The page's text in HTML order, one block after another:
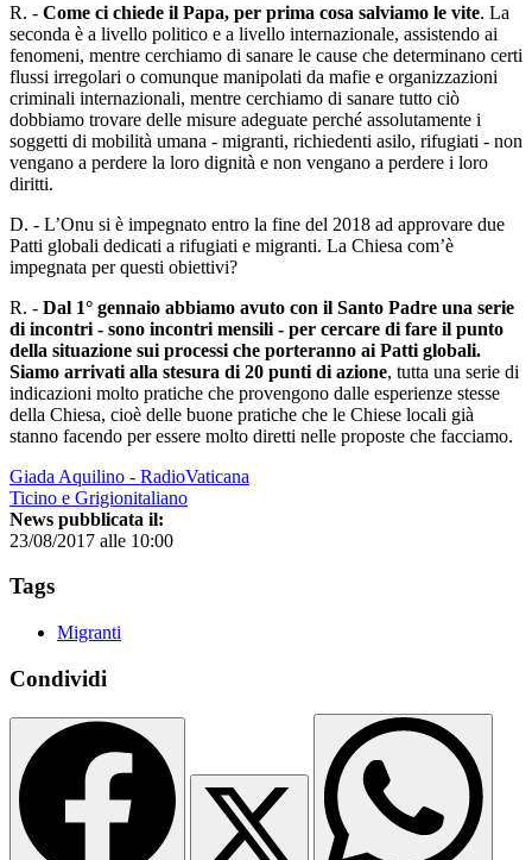
R. - Come ci chiede il Papa, per prima cosa salviamo le vite. La
seconda è a livello politico e a livello internazionale, assistendo ai
fenomeni, mentre cerchiamo di sanare le cause che determinano certi
flussi irregolari o comunque manipolati da mafie e organizzazioni
criminali internazionali, mentre cerchiamo di sanare tutto ciò
dobbiamo trovare delle misure adeguate perché assolutamente i
soggetti di mobilità umana - migranti, richiedenti asilo, rifugiati - non
vengano a perdere la loro dignità e non vengano a perdere i loro
diritti.
D. - L’Onu si è impegnato entro la fine del 2018 ad approvare due
Patti globali dedicati a rifugiati e migranti. La Chiesa com’è
impegnata per questi obiettivi?
R. - Dal 1° gennaio abbiamo avuto con il Santo Padre una serie
di incontri - sono incontri mensili - per cercare di fare il punto
della situazione sui processi che porteranno ai Patti globali.
Siamo arrivati alla stesura di 20 punti di azione, tutta una serie di
indicazioni molto pratiche che provengono dalle esperienze stesse
della Chiesa, cioè delle buone pratiche che le Chiese locali già
stanno facendo per essere molto diretti nelle proposte che facciamo.
Giada Aquilino - RadioVaticana
Ticino e Grigionitaliano
News pubblicata il:
23/08/2017 alle 10:00
Tags
Migranti
Condividi